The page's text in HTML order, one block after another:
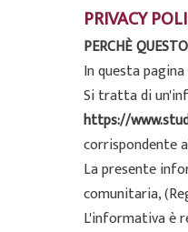
PRIVACY
PERCHÈ
In questa
Si tratta di
https://
corrispondente
La presente
comunitaria,
L'informativa è